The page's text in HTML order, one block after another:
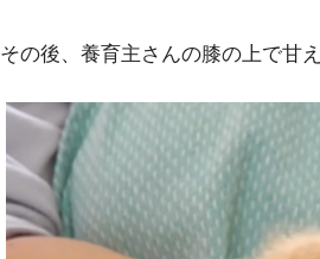
その後、養育主さんの膝の上で甘